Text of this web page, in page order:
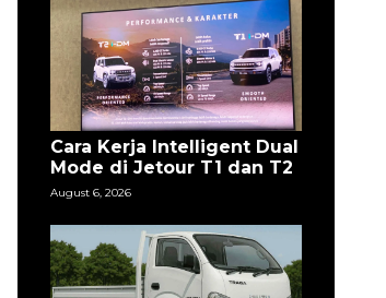
Cara Kerja Intelligent Dual
Mode di Jetour T1 dan T2
August 6, 2026